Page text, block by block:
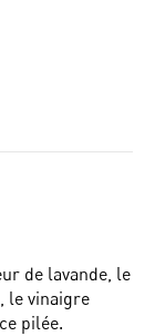
de lavande, le
le vinaigre
pilée.